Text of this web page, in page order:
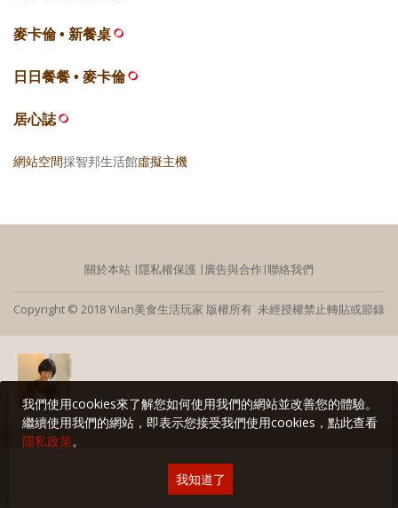
麥卡倫 • 新餐桌
日日餐餐 • 麥卡倫
居心誌
網站空間採智邦生活館虛擬主機
關於本站 ∣隱私權保護 ∣ 廣告與合作∣聯絡我們
Copyright © 2018 Yilan美食生活玩家 版權所有 未經授權禁止轉貼或節錄
我們使用cookies來了解您如何使用我們的網站並改善您的體驗。
繼續使用我們的網站，即表示您接受我們使用cookies，點此查看
隱私政策。
我知道了